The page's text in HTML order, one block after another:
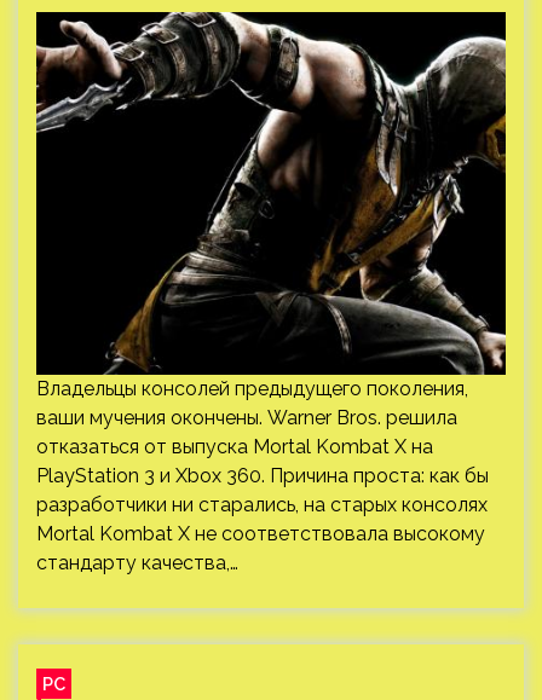
Владельцы консолей предыдущего поколения,
ваши мучения окончены. Warner Bros. решила
отказаться от выпуска Mortal Kombat X на
PlayStation 3 и Xbox 360. Причина проста: как бы
разработчики ни старались, на старых консолях
Mortal Kombat X не соответствовала высокому
стандарту качества,…
PC